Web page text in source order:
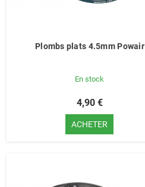
Plombs plats 4.5mm Powair
En stock
4,90 €
ACHETER